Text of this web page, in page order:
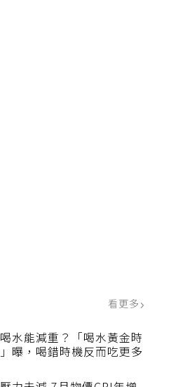
看更多
水能減重？「喝水黃金時
曝，喝錯時機反而吃更多